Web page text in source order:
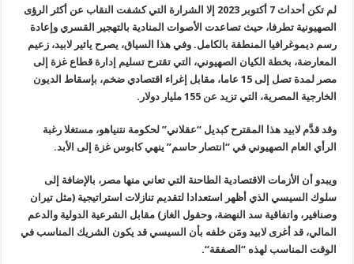
لم تكن أحداث 7 أكتوبر 2023 إلا الشرارة التي كشفت النقاب عن أكثر الرؤى
الصهيونية تطرفا، حيث تصاعدت الأصوات المنادية بالتهجير القسري وإعادة
رسم ديموغرافيا المنطقة بالكامل. وفي هذا السياق، يصرح يائير لابيد، زعيم
المعارضة، بخطة الكيان الصهيوني، التي تقترح تسليم إدارة قطاع غزة إلى
مصر لمدة تصل إلى 15 عاما، مقابل إغراء اقتصادي ضخم، بإسقاط الديون
الخارجية المصرية، التي تزيد عن 155 مليار دولار
.
وقد قدَّم لابيد هذا المقترح كبديل “عقلاني” لحكومة نتنياهو، مستغلا رغبة
الرأي العام الصهيوني في “انتصار حاسم” ينهي كابوس غزة إلى الأبد.
ويبدو أن الأزمات الاقتصادية الطاحنة التي تعاني منها مصر، بالإضافة إلى
سلوك السيسي الذي أظهر استعدادا لتقديم تنازلات استراتيجية (مثل تيران
وصنافير، واتفاقية سد النهضة، وحقول الغاز) مقابل الشرعية الدولية والدعم
المالي، قد أغرى لابيد ومَن خلفه بأن السيسي قد يكون الشريك المناسب في
الوقت المناسب لهذه “الصفقة“.